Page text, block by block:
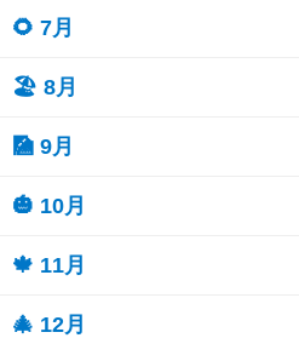
🌻 7月
🏖 8月
🎑 9月
🎃 10月
🍁 11月
🎄 12月